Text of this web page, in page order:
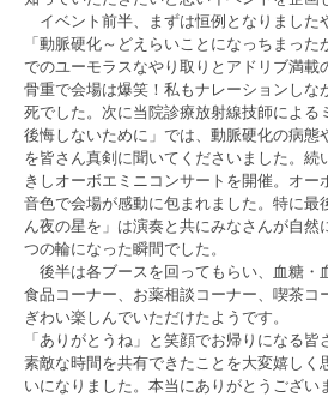
イベント前半、まずは恒例となりました
「動脈硬化～どえらいことになっちまっ
でのユーモラスなやり取りとアドリブ満載
骨重で会場は爆笑！私もナレーションしな
死でした。次に当院診療放射線技師による
後悔しないために」では、動脈硬化の病態
を皆さん真剣に聞いてくださいました。続
きしオーボエミニコンサートを開催。オー
音色で会場が感動に包まれました。特に最
ん夜の星を」は演奏と共にみなさんが自然
つの輪になった瞬間でした。
後半は各ブースを回ってもらい、血糖・
食品コーナー、お薬相談コーナー、喫茶コ
ぎわい楽しんでいただけたようです。
「ありがとうね」と笑顔でお帰りになる皆
素敵な時間を共有できたことを大変嬉しく
いになりました。本当にありがとうござい